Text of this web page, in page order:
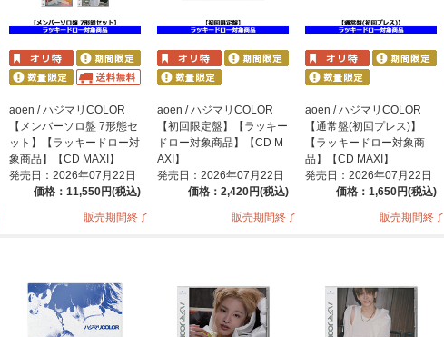
aoen / ハジマリCOLOR
【メンバーソロ盤 7形態セ
ット】【ラッキードロー対
象商品】【CD MAXI】
発売日：2026年07月22日
価格：11,550円(税込)
販売期間終了
aoen / ハジマリCOLOR
【初回限定盤】【ラッキー
ドロー対象商品】【CD M
AXI】
発売日：2026年07月22日
価格：2,420円(税込)
販売期間終了
aoen / ハジマリCOLOR
【通常盤(初回プレス)】
【ラッキードロー対象商
品】【CD MAXI】
発売日：2026年07月22日
価格：1,650円(税込)
販売期間終了